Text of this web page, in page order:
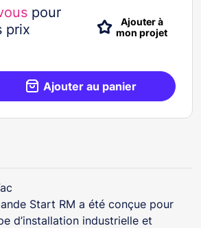
pour
prix
Ajouter à
mon projet
Ajouter au panier
Start RM a été conçue pour
d’installation industrielle et